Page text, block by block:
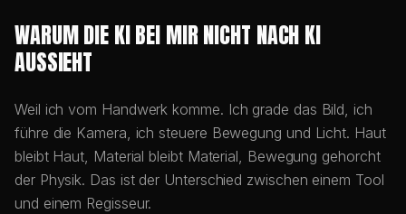
WARUM DIE KI BEI MIR NICHT NACH KI
AUSSIEHT
Weil ich vom Handwerk komme. Ich grade das Bild, ich
führe die Kamera, ich steuere Bewegung und Licht. Haut
bleibt Haut, Material bleibt Material, Bewegung gehorcht
der Physik. Das ist der Unterschied zwischen einem Tool
und einem Regisseur.